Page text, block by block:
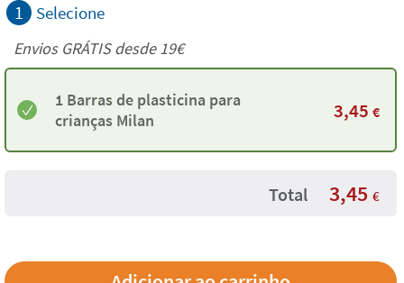
1 Selecione
Envios GRÁTIS desde 19€
1 Barras de plasticina para
crianças Milan
3,45 €
Total 3,45 €